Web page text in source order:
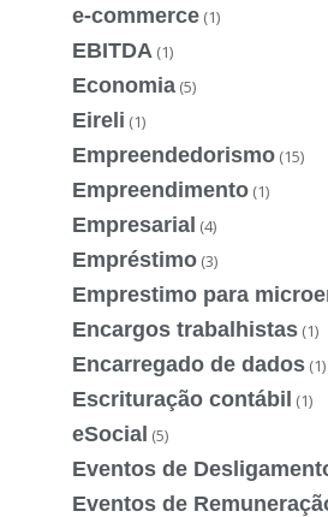
e-commerce (1)
EBITDA (1)
Economia (5)
Eireli (1)
Empreendedorismo (15)
Empreendimento (1)
Empresarial (4)
Empréstimo (3)
Emprestimo para
Encargos trabalhistas (1)
Encarregado de dados (1)
Escrituração contábil (1)
eSocial (5)
Eventos de
Eventos de